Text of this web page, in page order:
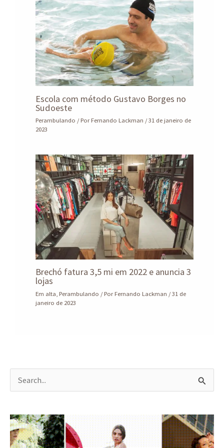
Escola com método Gustavo Borges no
Sudoeste
Perambulando / PorFernando Lackman /31 de janeiro de
2023
Brechó fatura 3,5 mi em 2022 e anuncia 3
lojas
Em alta Perambulando / PorFernando Lackman /31 de
janeiro de 2023
s
q